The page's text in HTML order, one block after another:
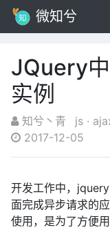
微知兮
JQuery
实例
知兮丶青 js ·
2017-12-05
开发工作中，
面完成异步请求的
使用，是为了方便